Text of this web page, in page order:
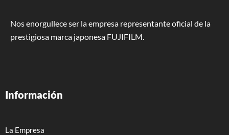
Nos enorgullece ser la empresa representante oficial de la
prestigiosa marca japonesa FUJIFILM.
Información
La Empresa